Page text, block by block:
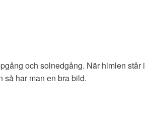
och solnedgång. När himlen står i
så har man en bra bild.